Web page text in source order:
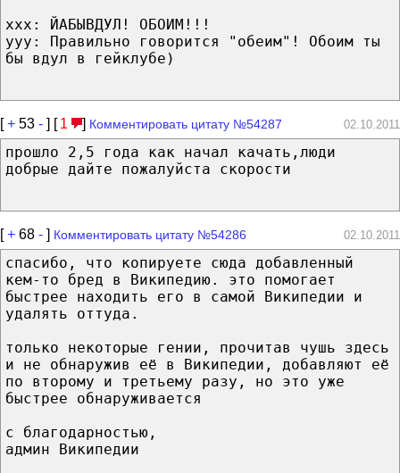
ххх: ЙАБЫВДУЛ! ОБОИМ!!!
ууу: Правильно говорится "обеим"! Обоим ты
бы вдул в гейклубе)
[+ 53 - ] [ 1 ] Комментировать цитату №54287 02.10.2011
прошло 2,5 года как начал качать,люди
добрые дайте пожалуйста скорости
[+ 68 - ] Комментировать цитату №54286 02.10.2011
спасибо, что копируете сюда добавленный
кем-то бред в Википедию. это помогает
быстрее находить его в самой Википедии и
удалять оттуда.
только некоторые гении, прочитав чушь здесь
и не обнаружив её в Википедии, добавляют её
по второму и третьему разу, но это уже
быстрее обнаруживается
с благодарностью,
админ Википедии